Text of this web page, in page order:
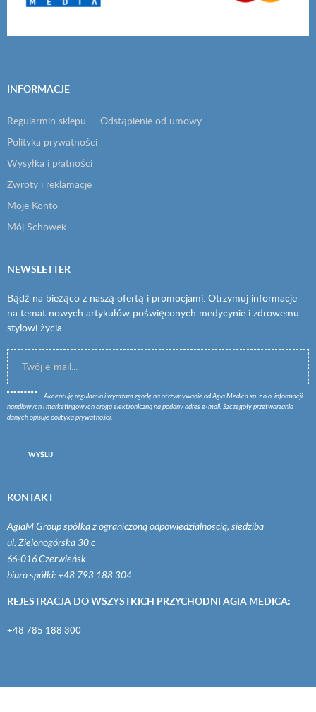
INFORMACJE
Regularmin sklepu
Polityka prywatności
Wysyłka i płatności
Zwroty i reklamacje
Moje Konto
Mój Schowek
Odstąpienie od umowy
NEWSLETTER
Bądź na bieżąco z naszą ofertą i promocjami. Otrzymuj informacje
na temat nowych artykułów poświęconych medycynie i zdrowemu
stylowi życia.
Akceptuję regulamin i wyrażam zgodę na otrzymywanie od Agia Medica sp. z o.o. informacji
handlowych i marketingowych drogą elektroniczną na podany adres e-mail. Szczegóły przetwarzania
danych opisuje polityka prywatności
WYŚLIJ
KONTAKT
AgiaM Group spółka z ograniczoną odpowiedzialnością, siedziba
ul. Zielonogórska 30 c
66-016 Czerwieńsk
biuro spółki: +48 793 188 304
REJESTRACJA DO WSZYSTKICH PRZYCHODNI AGIA MEDICA:
+48 785 188 300